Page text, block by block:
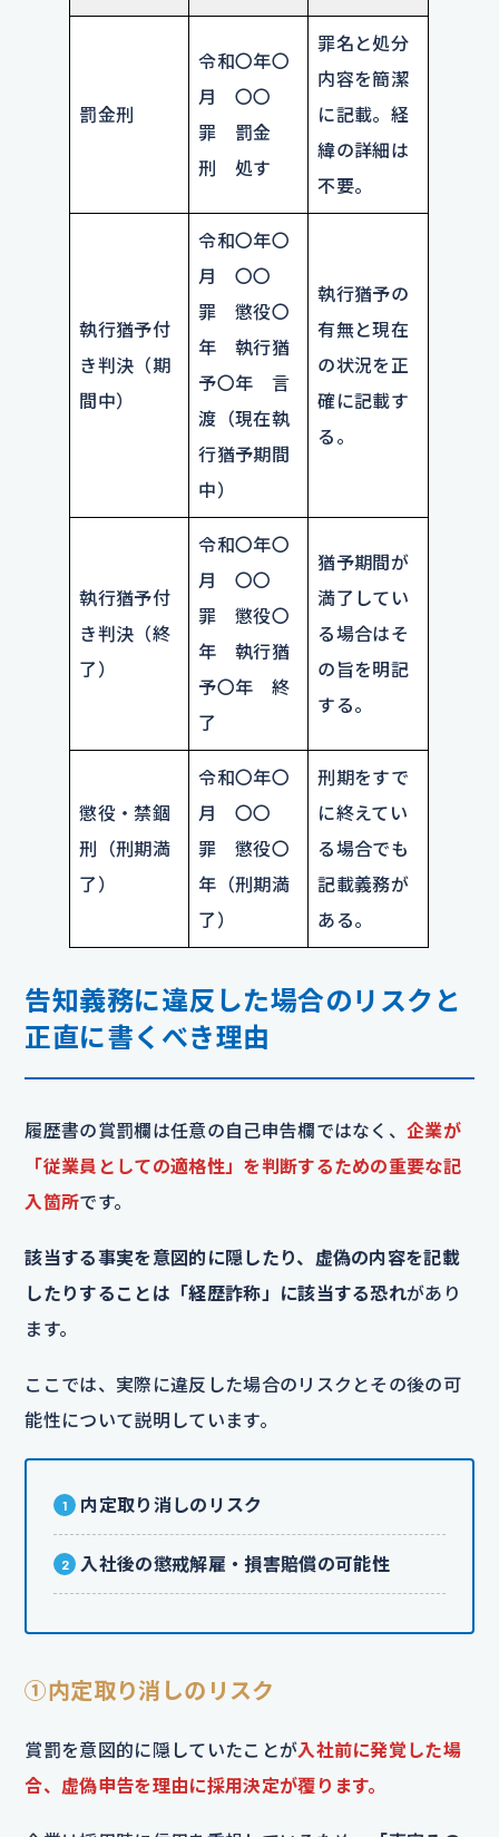
罰金刑
令和〇年〇
月 〇〇
罪 罰金
刑 処す
罪名と処分
内容を簡潔
に記載。経
緯の詳細は
不要。
執行猶予付
き判決（期
間中）
令和〇年〇
月 〇〇
罪 懲役〇
年 執行猶
予〇年 言
渡（現在執
行猶予期間
中）
執行猶予の
有無と現在
の状況を正
確に記載す
る。
執行猶予付
き判決（終
了）
令和〇年〇
月 〇〇
罪 懲役〇
年 執行猶
予〇年 終
了
猶予期間が
満了してい
る場合はそ
の旨を明記
する。
懲役・禁錮
刑（刑期満
了）
令和〇年〇
月 〇〇
罪 懲役〇
年（刑期満
了）
刑期をすで
に終えてい
る場合でも
記載義務が
ある。
告知義務に違反した場合のリスクと
正直に書くべき理由
履歴書の賞罰欄は任意の自己申告欄ではなく、企業が
「従業員としての適格性」を判断するための重要な記
入箇所です。
該当する事実を意図的に隠したり、虚偽の内容を記載
したりすることは「経歴詐称」に該当する恐れがあり
ます。
ここでは、実際に違反した場合のリスクとその後の可
能性について説明しています。
内定取り消しのリスク
入社後の懲戒解雇・損害賠償の可能性
①内定取り消しのリスク
賞罰を意図的に隠していたことが入社前に発覚した場
合、虚偽申告を理由に採用決定が覆ります。